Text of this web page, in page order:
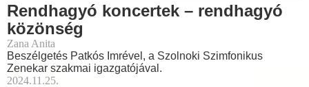
Rendhagyó koncertek – rendhagyó
közönség
Zana Anita
Beszélgetés Patkós Imrével, a Szolnoki Szimfonikus
Zenekar szakmai igazgatójával.
2024.11.25.